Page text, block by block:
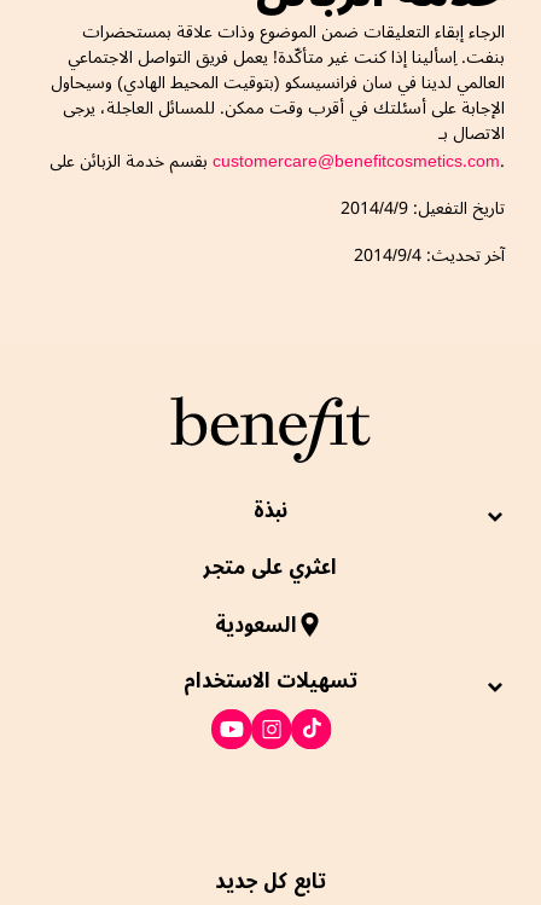
الرجاء إبقاء التعليقات ضمن الموضوع وذات علاقة بمستحضرات
بنفت. اِسألينا إذا كنت غير متأكّدة! يعمل فريق التواصل الاجتماعي
العالمي لدينا في سان فرانسيسكو (بتوقيت المحيط الهادي) وسيحاول
الإجابة على أسئلتك في أقرب وقت ممكن. للمسائل العاجلة، يرجى
الاتصال بـ
customercare@benefitcosmetics.com.
تاريخ التفعيل: 2014/4/9
آخر تحديث: 2014/9/4
نبذة
اعثري على متجر
السعودية
تسهيلات الاستخدام
تابع كل جديد